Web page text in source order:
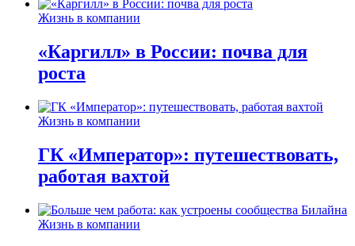
Жизнь в компании
«Каргилл» в России: почва для
роста
Жизнь в компании
ГК «Император»: путешествовать,
работая вахтой
Жизнь в компании